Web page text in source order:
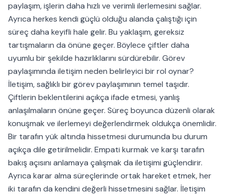
paylaşım, işlerin daha hızlı ve verimli ilerlemesini sağlar.
Ayrıca herkes kendi güçlü olduğu alanda çalıştığı için
süreç daha keyifli hale gelir. Bu yaklaşım, gereksiz
tartışmaların da önüne geçer. Böylece çiftler daha
uyumlu bir şekilde hazırlıklarını sürdürebilir. Görev
paylaşımında iletişim neden belirleyici bir rol oynar?
İletişim, sağlıklı bir görev paylaşımının temel taşıdır.
Çiftlerin beklentilerini açıkça ifade etmesi, yanlış
anlaşılmaların önüne geçer. Süreç boyunca düzenli olarak
konuşmak ve ilerlemeyi değerlendirmek oldukça önemlidir.
Bir tarafın yük altında hissetmesi durumunda bu durum
açıkça dile getirilmelidir. Empati kurmak ve karşı tarafın
bakış açısını anlamaya çalışmak da iletişimi güçlendirir.
Ayrıca karar alma süreçlerinde ortak hareket etmek, her
iki tarafın da kendini değerli hissetmesini sağlar. İletişim